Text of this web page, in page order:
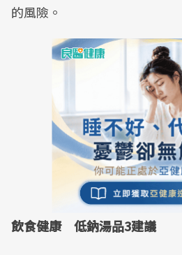
的風險。
飲食健康 低鈉湯品3建議